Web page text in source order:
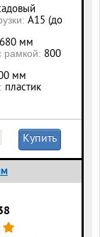
А15 (до
680 мм
рамкой: 800
мм
пластик
Купить